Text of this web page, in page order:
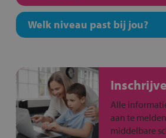
Welk niveau past bij jou?
Alle
aan te
middelbare